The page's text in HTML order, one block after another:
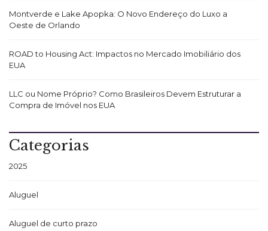
Montverde e Lake Apopka: O Novo Endereço do Luxo a
Oeste de Orlando
ROAD to Housing Act: Impactos no Mercado Imobiliário dos
EUA
LLC ou Nome Próprio? Como Brasileiros Devem Estruturar a
Compra de Imóvel nos EUA
Categorias
2025
Aluguel
Aluguel de curto prazo